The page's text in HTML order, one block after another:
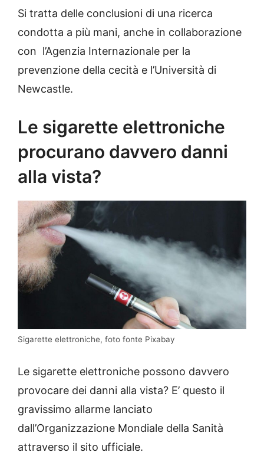
Si tratta delle conclusioni di una ricerca
condotta a più mani, anche in collaborazione
con l’Agenzia Internazionale per la
prevenzione della cecità e l’Università di
Newcastle.
Le sigarette elettroniche
procurano davvero danni
alla vista?
Sigarette elettroniche, foto fonte Pixabay
Le sigarette elettroniche possono davvero
provocare dei danni alla vista? E’ questo il
gravissimo allarme lanciato
dall’Organizzazione Mondiale della Sanità
attraverso il sito ufficiale.